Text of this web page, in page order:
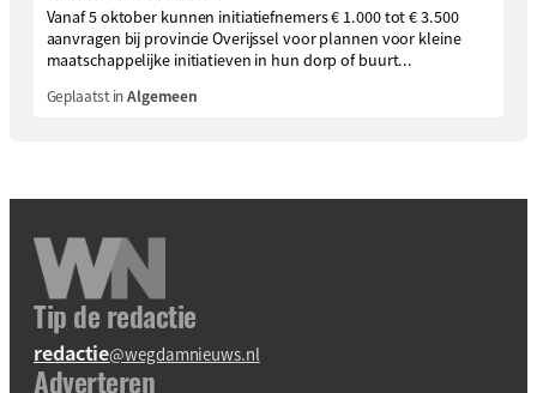
Vanaf 5 oktober kunnen initiatiefnemers € 1.000 tot € 3.500
aanvragen bij provincie Overijssel voor plannen voor kleine
maatschappelijke initiatieven in hun dorp of buurt...
Geplaatst inAlgemeen
Tip de redactie
redactie@wegdamnieuws.nl
Adverteren